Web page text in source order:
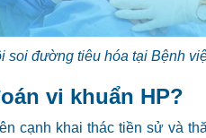
soi đường tiêu hóa tại Bệnh
vi khuẩn HP?
cạnh khai thác tiền sử và